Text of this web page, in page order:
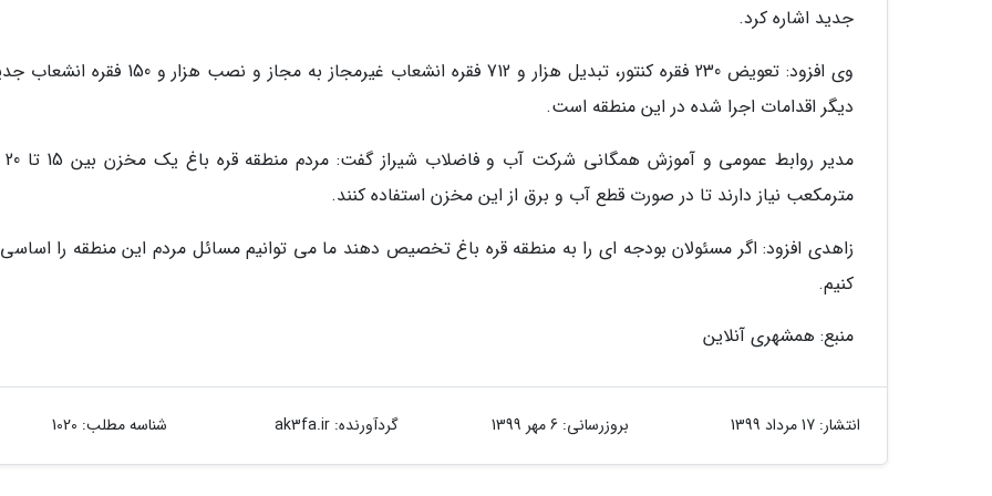
جدید اشاره کرد.
وی افزود: تعویض 230 فقره کنتور، تبدیل هزار و 712 فقره انشعاب غیرمجاز به مجاز و نصب
دیگر اقدامات اجرا شده در این منطقه است.
مترمکعب نیاز دارند تا در صورت قطع آب و برق از این مخزن استفاده کنند.
زاهدی افزود: اگر مسئولان بودجه ای را به منطقه قره باغ تخصیص دهند ما می توانیم مسائل مردم این منطقه را
کنیم.
منبع: همشهری آنلاین
انتشار: 17 مرداد 1399 بروزرسانی: 6 مهر 1399 گردآورنده:ak3fa.ir شناسه مطلب: 1020